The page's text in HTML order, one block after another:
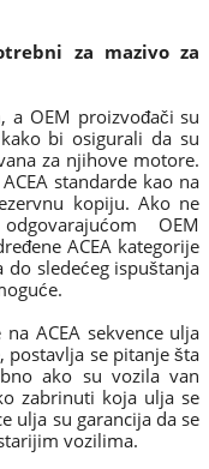
za mazivo za
a OEM proizvođači su
bi osigurali da su
za njihove motore.
standarde kao na
kopiju. Ako ne
OEM
ACEA kategorije
sledećeg ispuštanja
ACEA sekvence ulja
postavlja se pitanje šta
ako su vozila van
zabrinuti koja ulja se
ulja su garancija da se
vozilima.